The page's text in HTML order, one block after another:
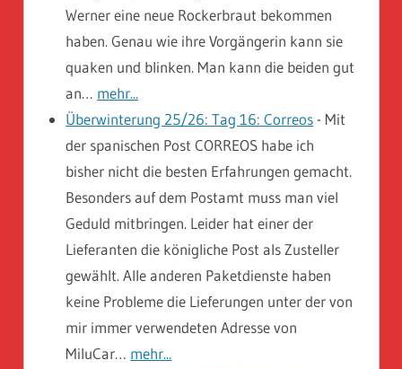
Werner eine neue Rockerbraut bekommen
haben. Genau wie ihre Vorgängerin kann sie
quaken und blinken. Man kann die beiden gut
an… mehr...
Überwinterung 25/26: Tag 16: Correos - Mit
der spanischen Post CORREOS habe ich
bisher nicht die besten Erfahrungen gemacht.
Besonders auf dem Postamt muss man viel
Geduld mitbringen. Leider hat einer der
Lieferanten die königliche Post als Zusteller
gewählt. Alle anderen Paketdienste haben
keine Probleme die Lieferungen unter der von
mir immer verwendeten Adresse von
MiluCar… mehr...